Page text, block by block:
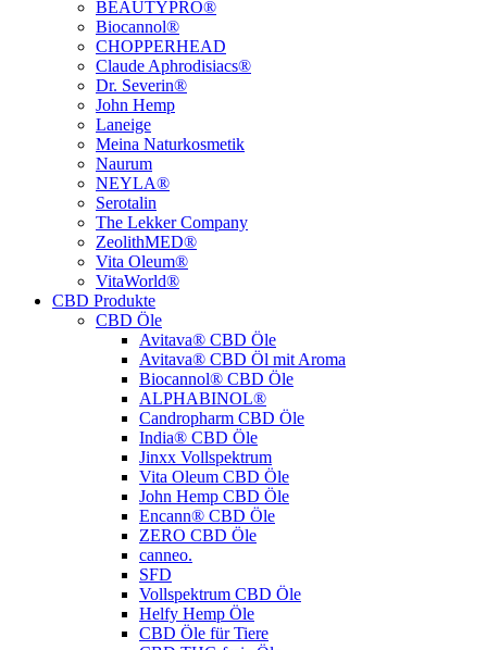
BEAUTYPRO®
Biocannol®
CHOPPERHEAD
Claude Aphrodisiacs®
Dr. Severin®
John Hemp
Laneige
Meina Naturkosmetik
Naurum
NEYLA®
Serotalin
The Lekker Company
ZeolithMED®
Vita Oleum®
VitaWorld®
CBD Produkte
CBD Öle
Avitava® CBD Öle
Avitava® CBD Öl mit Aroma
Biocannol® CBD Öle
ALPHABINOL®
Candropharm CBD Öle
India® CBD Öle
Jinxx Vollspektrum
Vita Oleum CBD Öle
John Hemp CBD Öle
Encann® CBD Öle
ZERO CBD Öle
canneo.
SFD
Vollspektrum CBD Öle
Helfy Hemp Öle
CBD Öle für Tiere